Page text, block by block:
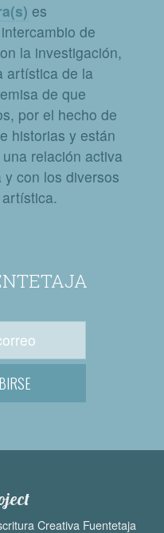
es
de
la investigación,
artística de la
de que
por el hecho de
historias y están
relación activa
con los diversos
Creativa Fuentetaja